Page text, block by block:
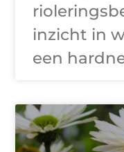
inzicht in
een